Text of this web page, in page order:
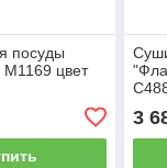
посуды
цвет
3